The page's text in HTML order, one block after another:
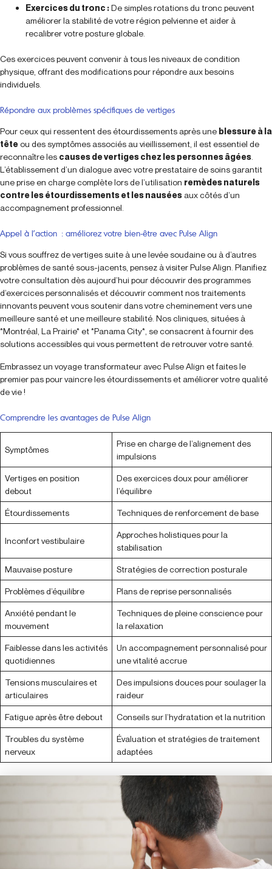
Exercices du tronc :De simples rotations du tronc peuvent
améliorer la stabilité de votre région pelvienne et aider à
recalibrer votre posture globale.
Ces exercices peuvent convenir à tous les niveaux de condition
physique, offrant des modifications pour répondre aux besoins
individuels.
Répondre aux problèmes spécifiques de vertiges
Pour ceux qui ressentent des étourdissements après une blessure à la
têteou des symptômes associés au vieillissement, il est essentiel de
reconnaître les causes de vertiges chez les personnes âgées
L’établissement d’un dialogue avec votre prestataire de soins garantit
une prise en charge complète lors de l’utilisation remèdes naturels
contre les étourdissements et les nausées aux côtés d’un
accompagnement professionnel.
Appel à l’action : améliorez votre bien-être avec Pulse Align
Si vous souffrez de vertiges suite à une levée soudaine ou à d’autres
problèmes de santé sous-jacents, pensez à visiter Pulse Align. Planifiez
votre consultation dès aujourd’hui pour découvrir des programmes
d’exercices personnalisés et découvrir comment nos traitements
innovants peuvent vous soutenir dans votre cheminement vers une
meilleure santé et une meilleure stabilité. Nos cliniques, situées à
*Montréal, La Prairie* et *Panama City*, se consacrent à fournir des
solutions accessibles qui vous permettent de retrouver votre santé.
Embrassez un voyage transformateur avec Pulse Align et faites le
premier pas pour vaincre les étourdissements et améliorer votre qualité
de vie !
Comprendre les avantages de Pulse Align
Symptômes
Prise en charge de l’alignement des
impulsions
Vertiges en position
debout
Des exercices doux pour améliorer
l’équilibre
Étourdissements Techniques de renforcement de base
Inconfort vestibulaire
Approches holistiques pour la
stabilisation
Mauvaise posture Stratégies de correction posturale
Problèmes d’équilibre Plans de reprise personnalisés
Anxiété pendant le
mouvement
Techniques de pleine conscience pour
la relaxation
Faiblesse dans les activités
quotidiennes
Un accompagnement personnalisé pour
une vitalité accrue
Tensions musculaires et
articulaires
Des impulsions douces pour soulager la
raideur
Fatigue après être debout Conseils sur l’hydratation et la nutrition
Troubles du système
nerveux
Évaluation et stratégies de traitement
adaptées